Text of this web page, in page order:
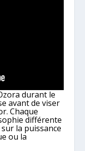
durant le
avant de viser
Chaque
différente
la puissance
ou la